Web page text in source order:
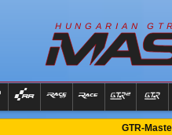
H U N G A R I A N G T
GTR-